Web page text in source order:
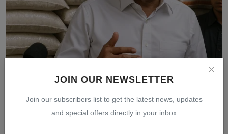
JOIN OUR NEWSLETTER
Join our subscribers list to get the latest news, updates
and special offers directly in your inbox
Mentan Ungkap Modus Penipuan Beras Premium,